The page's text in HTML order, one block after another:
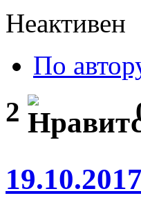
Неактивен
По
2